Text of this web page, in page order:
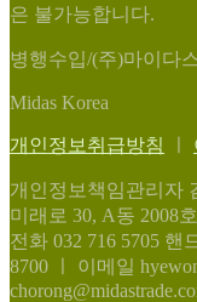
은 불가능합니다.
병행수입/(주)마이다
Midas Korea
개인정보취급방침
개인정보책임관리자
미래로 30, A동 2008호
전화 032 716 5705 핸
8700
이메일